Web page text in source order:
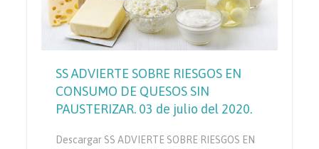
SS ADVIERTE SOBRE RIESGOS EN
CONSUMO DE QUESOS SIN
PAUSTERIZAR. 03 de julio del 2020.
Descargar SS ADVIERTE SOBRE RIESGOS EN